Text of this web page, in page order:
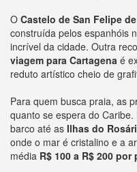
O Castelo de San Felipe
construída pelos espanhóis
incrível da cidade. Outra
viagem para Cartagena é
reduto artístico cheio de
Para quem busca praia, as
quanto se espera do
barco até as Ilhas do
onde o mar é cristalino e a
média R$ 100 a R$ 200 por